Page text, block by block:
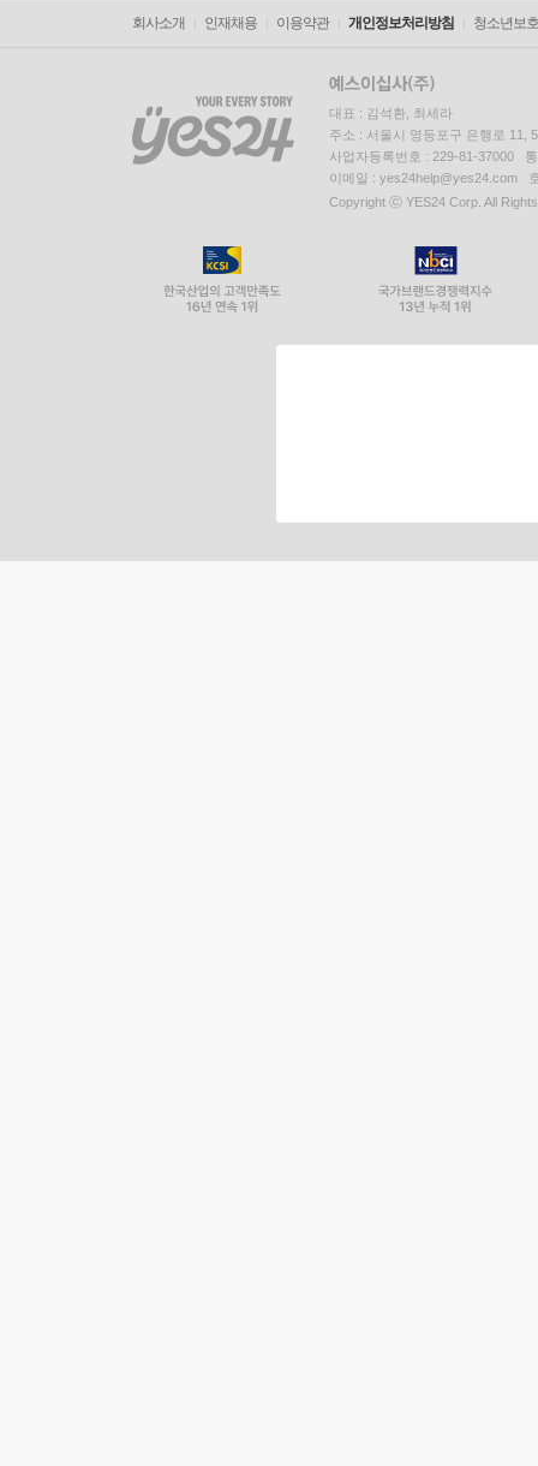
회사소개 인재채용 이용약관 개인정보처리방침 청소년보
대표 : 김석환, 최세라
주소 : 서울시 영등포구 은행로 11,
사업자등록번호 : 229-81-37000
이메일 : yes24help@yes24.com
Copyright ⓒ YES24 Corp. All